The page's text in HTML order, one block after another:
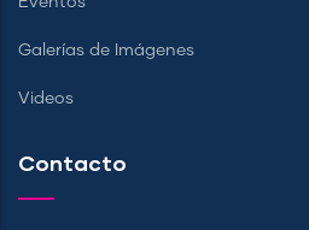
Galerías de Imágenes
Videos
Contacto